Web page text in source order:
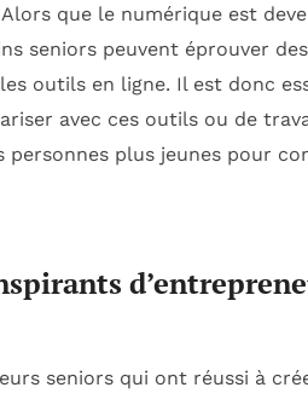
que le numérique est
seniors peuvent éprouver des
outils en ligne. Il est donc
avec ces outils ou de
personnes plus jeunes pour
seniors qui ont réussi à